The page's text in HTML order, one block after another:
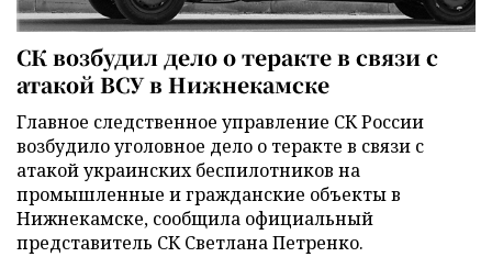
СК возбудил дело о теракте в связи с
атакой ВСУ в Нижнекамске
Главное следственное управление СК России
возбудило уголовное дело о теракте в связи с
атакой украинских беспилотников на
промышленные и гражданские объекты в
Нижнекамске, сообщила официальный
представитель СК Светлана Петренко.